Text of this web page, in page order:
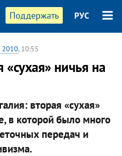
Поддержать РУС
, 10:55
ничья на
вторая «сухая»
в которой было много
передач и